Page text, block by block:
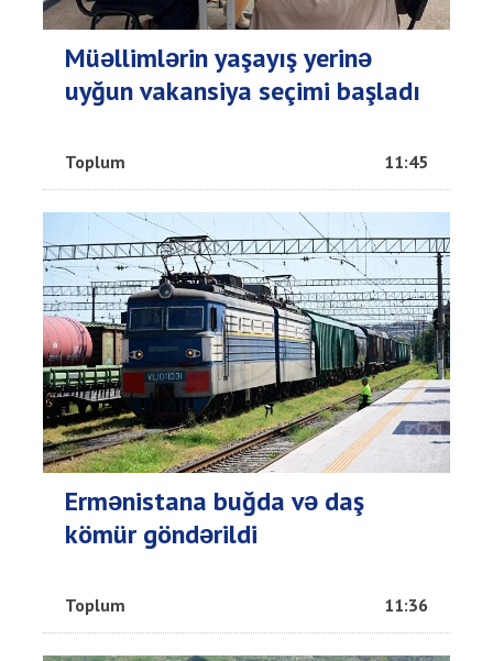
Müəllimlərin yaşayış yerinə
uyğun vakansiya seçimi başladı
Toplum 11:45
Ermənistana buğda və daş
kömür göndərildi
Toplum 11:36